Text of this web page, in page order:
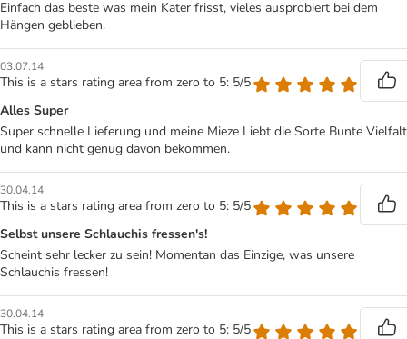
Einfach das beste was mein Kater frisst, vieles ausprobiert bei dem
Hängen geblieben.
03.07.14
This is a stars rating area from zero to 5: 5/5
Alles Super
Super schnelle Lieferung und meine Mieze Liebt die Sorte Bunte Vielfalt
und kann nicht genug davon bekommen.
30.04.14
This is a stars rating area from zero to 5: 5/5
Selbst unsere Schlauchis fressen's!
Scheint sehr lecker zu sein! Momentan das Einzige, was unsere
Schlauchis fressen!
30.04.14
This is a stars rating area from zero to 5: 5/5